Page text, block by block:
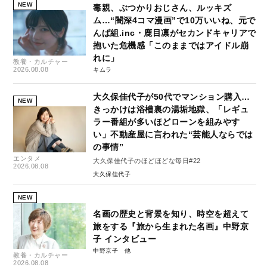
NEW
教養・カルチャー
2026.08.08
毒親、ぶつかりおじさん、ルッキズ
ム…“闇深4コマ漫画”で10万いいね、元で
んぱ組.inc・鹿目凛がセカンドキャリアで
抱いた危機感「このままではアイドル崩
れに」
キムラ
NEW
エンタメ
2026.08.08
大久保佳代子が50代でマンション購入…
きっかけは浴槽裏の湯垢地獄、「レギュ
ラー番組が多いほどローンを組みやす
い」不動産屋に言われた“芸能人ならでは
の事情”
大久保佳代子のほどほどな毎日#22
大久保佳代子
NEW
教養・カルチャー
2026.08.08
名画の歴史と背景を知り、時空を超えて
旅をする『旅から生まれた名画』中野京
子 インタビュー
中野京子